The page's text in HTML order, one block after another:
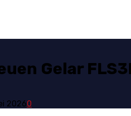
Gelar
20260